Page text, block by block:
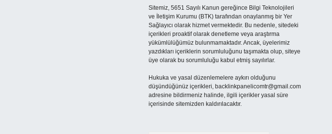
Sitemiz, 5651 Sayılı Kanun gereğince Bilgi Teknolojileri
ve İletişim Kurumu (BTK) tarafından onaylanmış bir Yer
Sağlayıcı olarak hizmet vermektedir. Bu nedenle, sitedeki
içerikleri proaktif olarak denetleme veya araştırma
yükümlülüğümüz bulunmamaktadır. Ancak, üyelerimiz
yazdıkları içeriklerin sorumluluğunu taşımakta olup, siteye
üye olarak bu sorumluluğu kabul etmiş sayılırlar.
Hukuka ve yasal düzenlemelere aykırı olduğunu
düşündüğünüz içerikleri, backlinkpanelicomtr@gmail.com
adresine bildirmeniz halinde, ilgili içerikler yasal süre
içerisinde sitemizden kaldırılacaktır.